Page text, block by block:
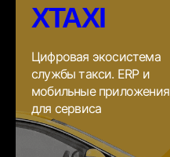
XTAXI
Цифровая экосистема
службы такси. ERP и
мобильные приложения
для сервиса